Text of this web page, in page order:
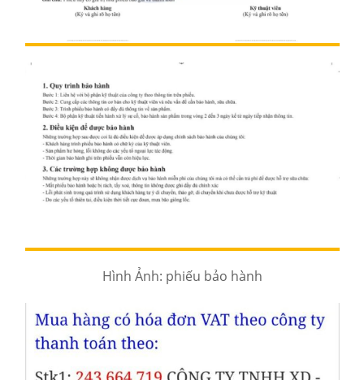
Hình Ảnh: phiếu bảo hành